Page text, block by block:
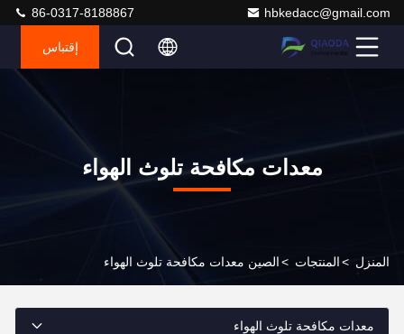
hbkedacc@gmail.com
86-0317-8188867
إقتباس
معدات مكافحة تلوث الهواء
المنزل >المنتجات >الصين معدات مكافحة تلوث الهواء
معدات مكافحة تلوث الهواء